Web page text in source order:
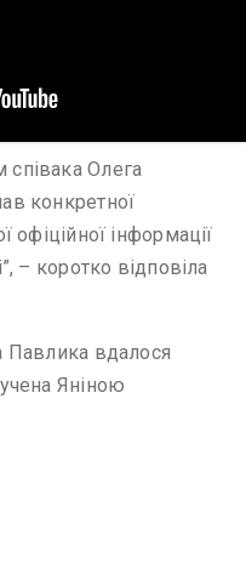
співака Олега
конкретної
офіційної інформації
– коротко відповіла
Павлика вдалося
Яніною